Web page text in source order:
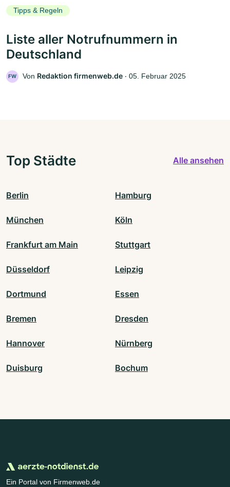
Tipps & Regeln
Liste aller Notrufnummern in
Deutschland
FW Von Redaktion firmenweb.de ‧ 05. Februar 2025
Top Städte Alle ansehen
Berlin Hamburg
München Köln
Frankfurt am Main Stuttgart
Düsseldorf Leipzig
Dortmund Essen
Bremen Dresden
Hannover Nürnberg
Duisburg Bochum
Ein Portal von Firmenweb.de